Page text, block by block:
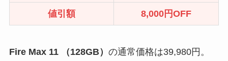
値引額 8,000円OFF
Fire Max 11 （128GB） の通常価格は39,980円。